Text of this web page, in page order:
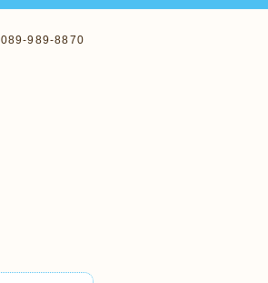
089-989-8870